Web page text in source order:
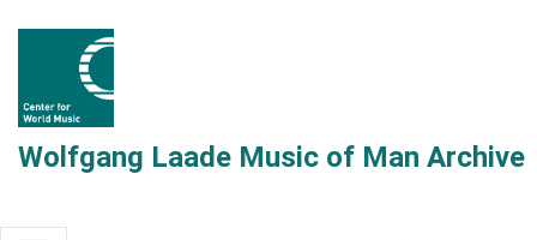
Wolfgang Laade Music of Man Archive